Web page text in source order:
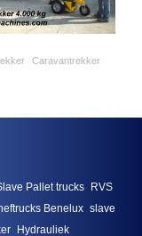
Caravantrekker
Pallet trucks
RVS
Benelux slave
Hydrauliek